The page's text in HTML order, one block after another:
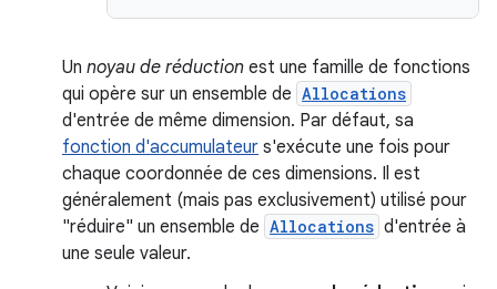
Un noyau de réduction est une famille de fonctions
qui opère sur un ensemble de Allocations
d'entrée de même dimension. Par défaut, sa
fonction d'accumulateur s'exécute une fois pour
chaque coordonnée de ces dimensions. Il est
généralement (mais pas exclusivement) utilisé pour
"réduire" un ensemble de Allocations d'entrée à
une seule valeur.